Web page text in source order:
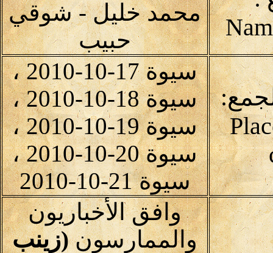
محمد خليل - شوقي
حبيب
سيوة 17-10-2010 ،
سيوة 18-10-2010 ،
سيوة 19-10-2010 ،
سيوة 20-10-2010 ،
سيوة 21-10-2010
وافق الأخباريون
والممارسون(زينب